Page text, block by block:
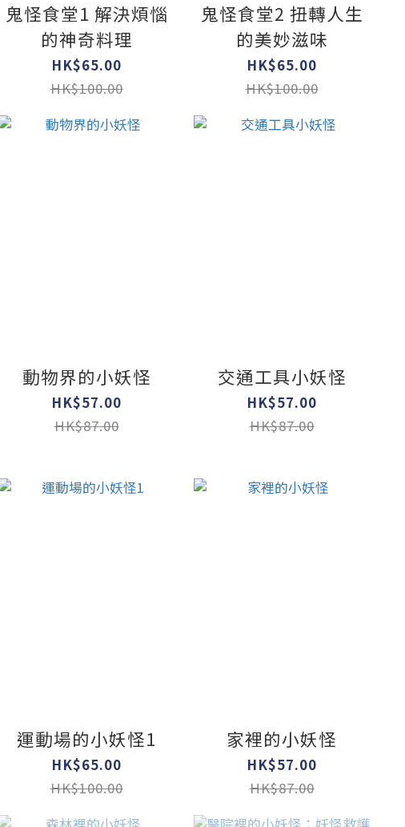
鬼怪食堂1 解決煩惱
的神奇料理
HK$65.00
HK$100.00
鬼怪食堂2 扭轉人生
的美妙滋味
HK$65.00
HK$100.00
動物界的小妖怪
HK$57.00
HK$87.00
交通工具小妖怪
HK$57.00
HK$87.00
運動場的小妖怪1
HK$65.00
HK$100.00
家裡的小妖怪
HK$57.00
HK$87.00